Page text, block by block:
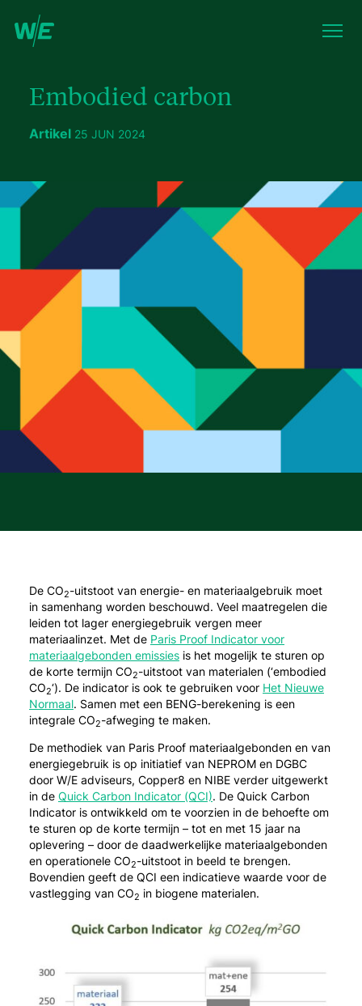
Embodied carbon
Artikel 25 JUN 2024
De CO2-uitstoot van energie- en materiaalgebruik moet
in samenhang worden beschouwd. Veel maatregelen die
leiden tot lager energiegebruik vergen meer
materiaalinzet. Met de Paris Proof Indicator voor
materiaalgebonden emissies is het mogelijk te sturen op
de korte termijn CO2-uitstoot van materialen (‘embodied
CO2‘). De indicator is ook te gebruiken voor Het Nieuwe
Normaal. Samen met een BENG-berekening is een
integrale CO2-afweging te maken.
De methodiek van Paris Proof materiaalgebonden en van
energiegebruik is op initiatief van NEPROM en DGBC
door W/E adviseurs, Copper8 en NIBE verder uitgewerkt
in de Quick Carbon Indicator (QCI). De Quick Carbon
Indicator is ontwikkeld om te voorzien in de behoefte om
te sturen op de korte termijn – tot en met 15 jaar na
oplevering – door de daadwerkelijke materiaalgebonden
en operationele CO2-uitstoot in beeld te brengen.
Bovendien geeft de QCI een indicatieve waarde voor de
vastlegging van CO2 in biogene materialen.